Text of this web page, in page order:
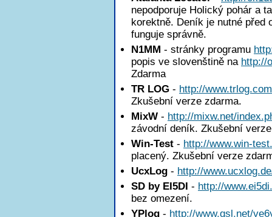
nepodporuje Holický pohár a
korektně. Deník je nutné před
funguje správně.
N1MM - stránky programu
popis ve slovenštině na http://
Zdarma
TR LOG - http://
Zkušební verze zdarma.
MixW - http://mixw.net/
závodní deník. Zkušební
Win-Test - http://www.win-
placený. Zkušební verze
UcxLog - http://
SD by EI5DI - http://
bez omezení.
YPlog - http://www.qsl.net/